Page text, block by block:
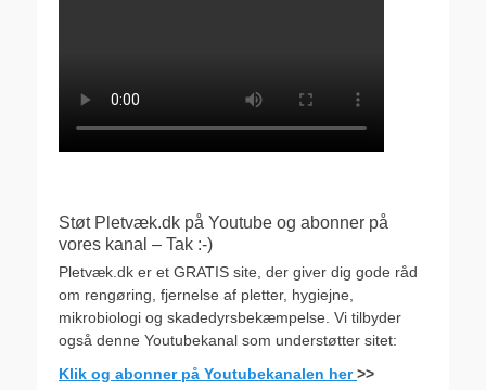
Støt Pletvæk.dk på Youtube og abonner på
vores kanal – Tak :-)
Pletvæk.dk er et GRATIS site, der giver dig gode råd
om rengøring, fjernelse af pletter, hygiejne,
mikrobiologi og skadedyrsbekæmpelse. Vi tilbyder
også denne Youtubekanal som understøtter sitet:
Klik og abonner på Youtubekanalen her>>